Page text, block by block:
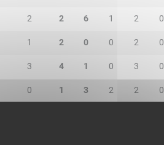
2 2 6 1 2 0
1 2 0 0 2 0
3 4 1 0 3 0
0 1 3 2 2 0